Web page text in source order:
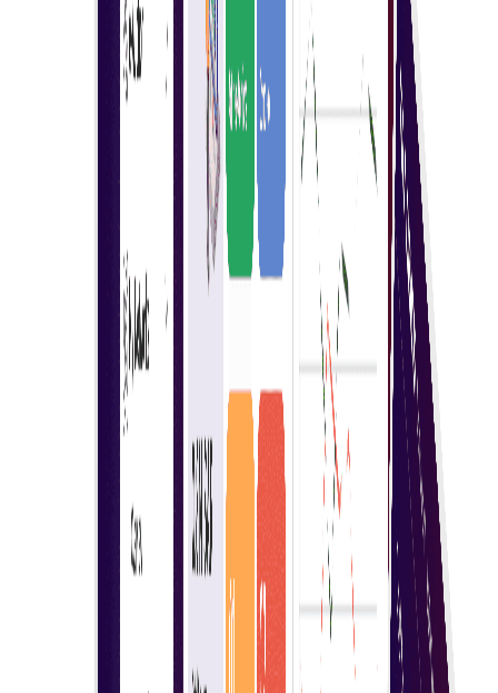
ΕΓΓΡΑΦΕΊΤΕ ΩΣ ΑΓΟΡΑΣΤΉΣ
Πολλαπλοί συμμετέχοντες
Ένας αγοραστής μπορεί να προσκαλέσει πολλούς
προμηθευτές να συμμετάσχουν σε μια ζωντανή
ηλεκτρονική δημοπρασία, προωθώντας την
ανταγωνιστική τιμολόγηση και την ενισχυμένη
συνεργασία. Η διαδικασία αυτή εξασφαλίζει
διαφάνεια και επιτρέπει την καλύτερη λήψη